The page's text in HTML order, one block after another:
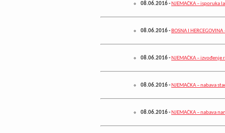
08.06.2016- NJEMAČKA –
08.06.2016- BOSNA I
08.06.2016- NJEMAČKA –
08.06.2016- NJEMAČKA – nabava
08.06.2016- NJEMAČKA – nabava